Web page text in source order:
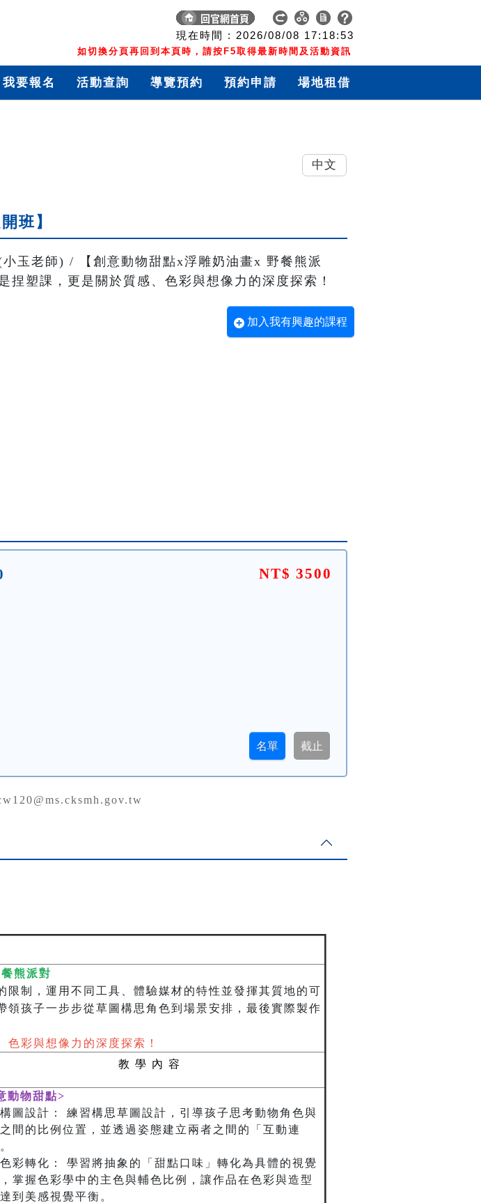
現在時間 : 2026/08/08 17:18:54
如切換分頁再回到本頁時，請按F5取得最新時間及活動資訊
我要報名 活動查詢 導覽預約 預約申請 場地租借
班】
玉老師) / 【創意動物甜點x浮雕奶油畫x 野餐熊派
捏塑課，更是關於質感、色彩與想像力的深度探索！
加入我有興趣的課程
NT$ 3500
熊派對
限制，運用不同工具、體驗媒材的特性並發揮其質地的可
領孩子一步步從草圖構思角色到場景安排，最後實際製作
彩與想像力的深度探索！
教 學 內 容
動物甜點>
圖設計： 練習構思草圖設計，引導孩子思考動物角色與
間的比例位置，並透過姿態建立兩者之間的「互動連
彩轉化： 學習將抽象的「甜點口味」轉化為具體的視覺
掌握色彩學中的主色與輔色比例，讓作品在色彩與造型
達到美感視覺平衡。